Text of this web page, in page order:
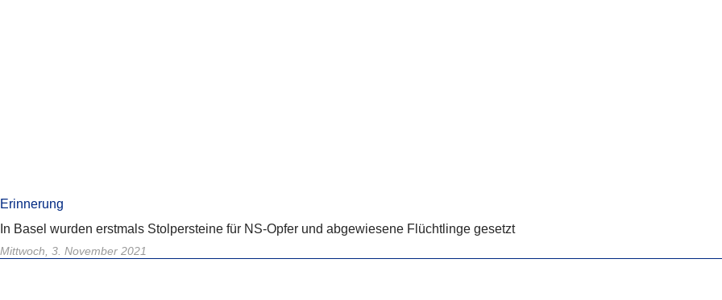
Erinnerung
In Basel wurden erstmals Stolpersteine für NS-Opfer und abgewiesene Flüchtlinge gesetzt
Mittwoch, 3. November 2021